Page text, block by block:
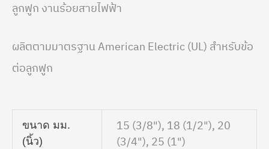
ลูกฟูก งานร้อยสายไฟฟ้า
ผลิตตามมาตรฐาน American Electric (UL) สำหรับข้อ
ต่อลูกฟูก
ขนาด มม.
(นิ้ว)
15 (3/8"), 18 (1/2"), 20
(3/4"), 25 (1")